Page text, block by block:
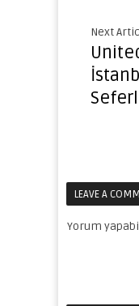
Next
LEAVE A
Yorum